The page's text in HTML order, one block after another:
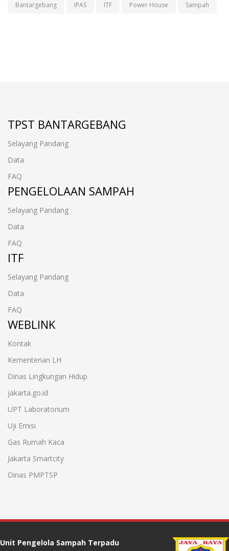
Bantargebang IPAS ITF Power House Sampah
TPST BANTARGEBANG
Selayang Pandang
Data
FAQ
PENGELOLAAN SAMPAH
Selayang Pandang
Data
FAQ
ITF
Selayang Pandang
Data
FAQ
WEBLINK
Kontak
Kementerian LH
Dinas Lingkungan Hidup
jakarta.go.id
UPT Laboratorium
Uji Emisi
Gas Rumah Kaca
Jakarta Smartcity
Dinas PMPTSP
Unit Pengelola Sampah Terpadu